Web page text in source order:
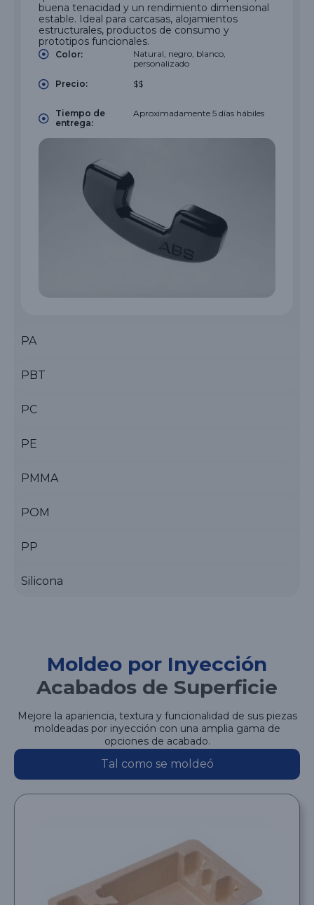
PA
PBT
PC
PE
PMMA
POM
PP
Silicona
buena tenacidad y un rendimiento dimensional
estable. Ideal para carcasas, alojamientos
estructurales, productos de consumo y
prototipos funcionales.
Color:
Precio:
Tiempo de
entrega:
Natural, negro, blanco,
personalizado
$$
Aproximadamente 5 días hábiles
Moldeo por Inyección
Acabados de Superficie
Mejore la apariencia, textura y funcionalidad de sus piezas
moldeadas por inyección con una amplia gama de
opciones de acabado.
Tal como se moldeó